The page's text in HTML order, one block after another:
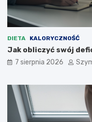
DIETA KALORYCZNOŚĆ
Jak obliczyć swój
7 sierpnia 2026